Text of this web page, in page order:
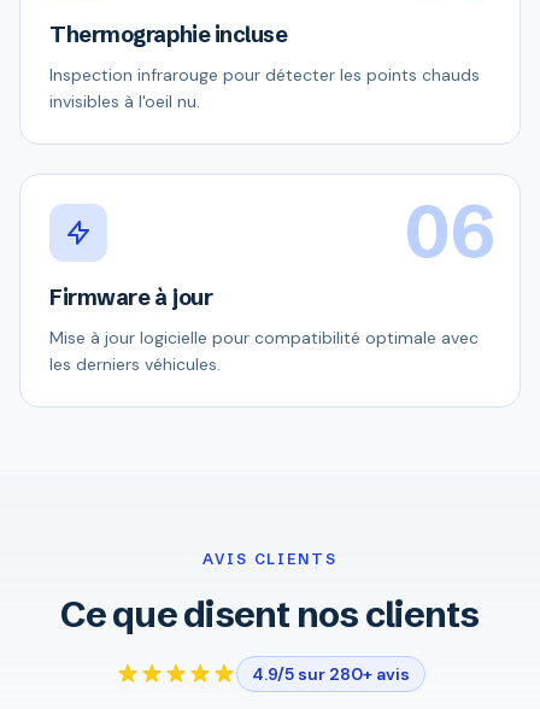
Thermographie incluse
Inspection infrarouge pour détecter les points chauds
invisibles à l'oeil nu.
06
Firmware à jour
Mise à jour logicielle pour compatibilité optimale avec
les derniers véhicules.
AVIS CLIENTS
Ce que disent nos clients
4.9/5 sur 280+ avis